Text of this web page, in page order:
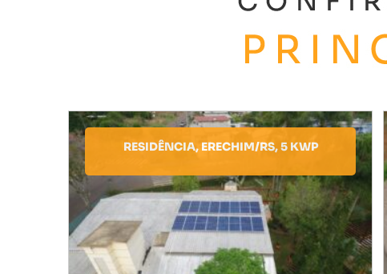
RESIDÊNCIA, ERECHIM/RS, 5 KWP